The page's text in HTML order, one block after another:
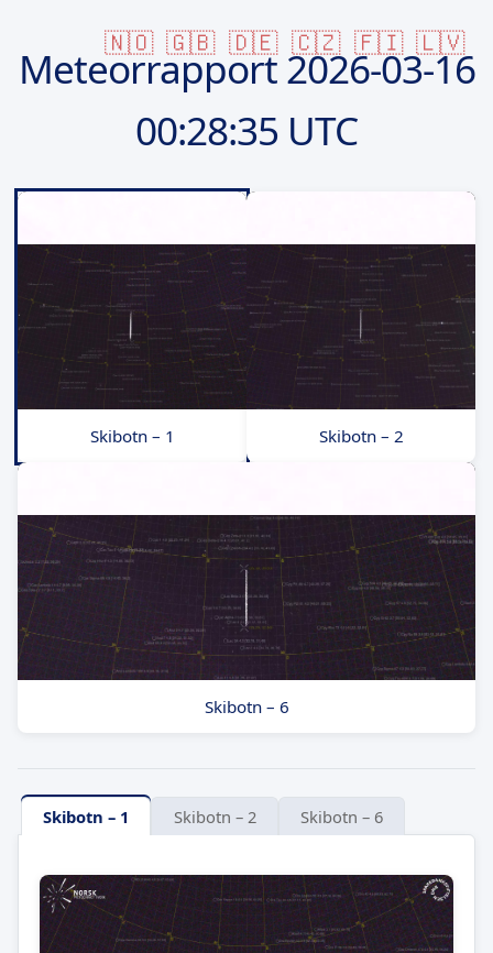
🇳🇴 🇬🇧 🇩🇪 🇨🇿 🇫🇮 🇱🇻
Meteorrapport2026-03-16
00:28:35 UTC
Skibotn – 1 Skibotn – 2
Skibotn – 6
Skibotn – 1 Skibotn – 2 Skibotn – 6